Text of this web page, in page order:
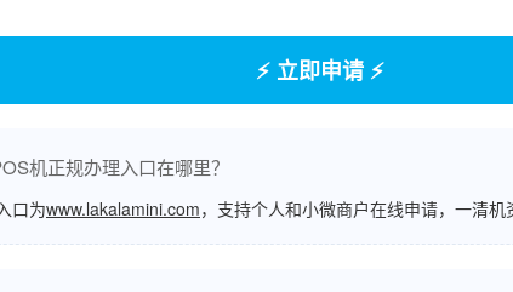
⚡ 立即申请 ⚡
机正规办理入口在哪里？
口为www.lakalamini.com，支持个人和小微商户在线申请，一清机